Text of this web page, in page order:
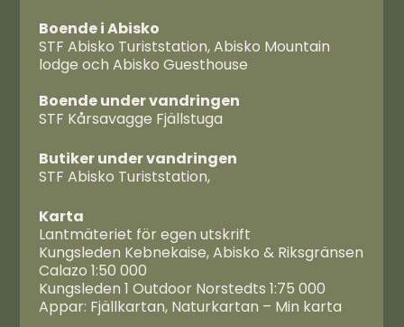
Boende i Abisko
STF Abisko Turiststation, Abisko Mountain
lodge och Abisko Guesthouse
Boende under vandringen
STF Kårsavagge Fjällstuga
Butiker under vandringen
STF Abisko Turiststation,
Karta
Lantmäteriet för egen utskrift
Kungsleden Kebnekaise, Abisko & Riksgränsen
Calazo 1:50 000
Kungsleden 1 Outdoor Norstedts 1:75 000
Appar: Fjällkartan, Naturkartan – Min karta